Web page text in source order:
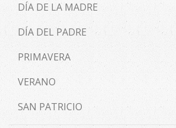
DÍA DE LA MADRE
DÍA DEL PADRE
PRIMAVERA
VERANO
SAN PATRICIO